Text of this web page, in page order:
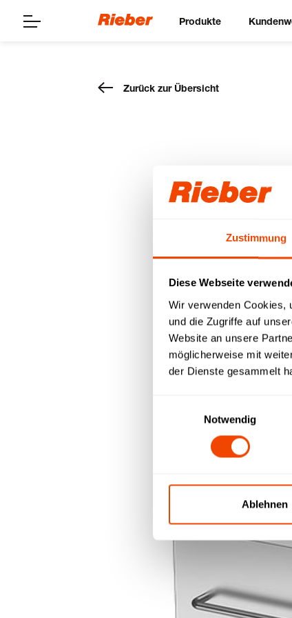
Zustimmung
Diese Webseite
Wir verwenden Cookies,
und die Zugriffe auf
Website an unsere
möglicherweise mit
der Dienste gesammelt
Notwendig
Ablehnen
Produkte
Zurück zur Übersicht
Bain-
15.03.2020